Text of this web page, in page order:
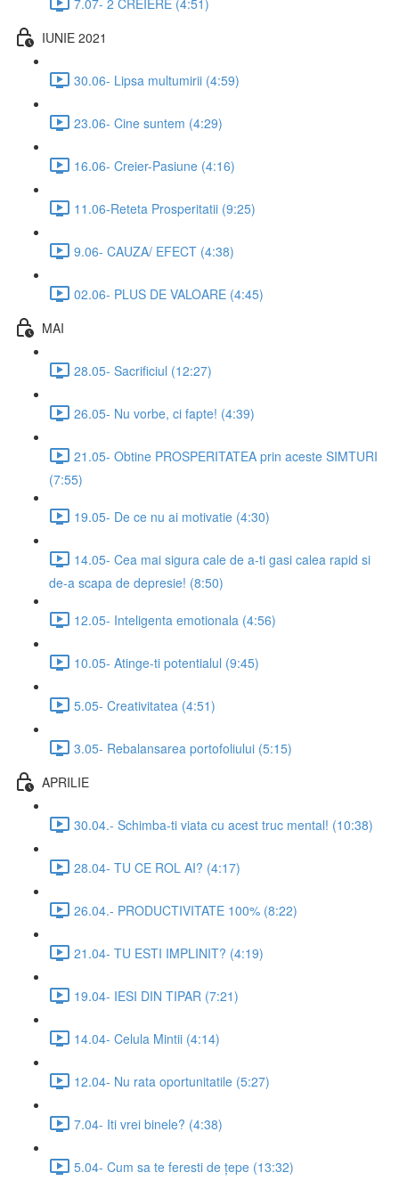
IUNIE 2021
30.06- Lipsa multumirii (4:59)
23.06- Cine suntem (4:29)
16.06- Creier-Pasiune (4:16)
11.06-Reteta Prosperitatii (9:25)
9.06- CAUZA/ EFECT (4:38)
02.06- PLUS DE VALOARE (4:45)
MAI
28.05- Sacrificiul (12:27)
26.05- Nu vorbe, ci fapte! (4:39)
21.05- Obtine PROSPERITATEA prin aceste SIMTURI
(7:55)
19.05- De ce nu ai motivatie (4:30)
14.05- Cea mai sigura cale de a-ti gasi calea rapid si
de-a scapa de depresie! (8:50)
12.05- Inteligenta emotionala (4:56)
10.05- Atinge-ti potentialul (9:45)
5.05- Creativitatea (4:51)
3.05- Rebalansarea portofoliului (5:15)
APRILIE
30.04.- Schimba-ti viata cu acest truc mental! (10:38)
28.04- TU CE ROL AI? (4:17)
26.04.- PRODUCTIVITATE 100% (8:22)
21.04- TU ESTI IMPLINIT? (4:19)
19.04- IESI DIN TIPAR (7:21)
14.04- Celula Mintii (4:14)
12.04- Nu rata oportunitatile (5:27)
7.04- Iti vrei binele? (4:38)
5.04- Cum sa te feresti de țepe (13:32)